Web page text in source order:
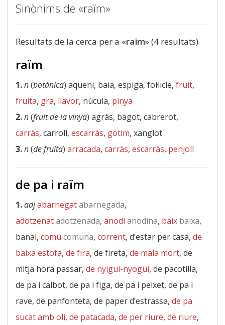
Sinònims de «raïm»
Resultats de la cerca per a «raïm» (4 resultats)
raïm
1.n(botànica) aqueni, baia, espiga, fol·licle, fruit,
fruita, gra, llavor, núcula, pinya
2.n(fruit de la vinya) agràs, bagot, cabrerot,
carràs, carroll, escarràs, gotim, xanglot
3.n(de fruita) arracada, carràs, escarràs, penjoll
de pa i raïm
1.adjabarnegatabarnegada,
adotzenatadotzenada, anodíanodina, baix baixa,
banal, comú comuna, corrent, d’estar per casa, de
baixa estofa, de fira, de fireta, de mala mort, de
mitja hora passar, de nyigui-nyogui, de pacotilla,
de pa i calbot, de pa i figa, de pa i peixet, de pa i
rave, de panfonteta, de paper d’estrassa, de pa
sucat amb oli, de patacada, de per riure, de riure,